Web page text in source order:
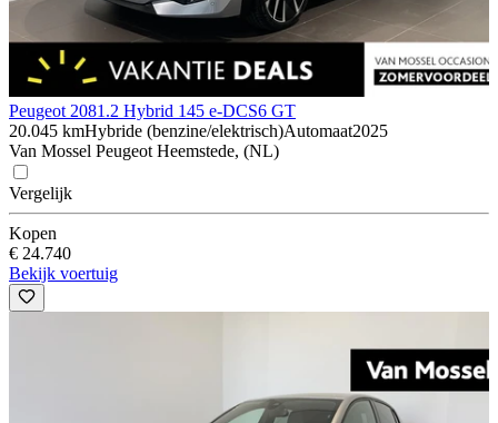
Peugeot 2081.2 Hybrid 145 e-DCS6 GT
20.045 kmHybride (benzine/elektrisch)Automaat2025
Van Mossel Peugeot Heemstede, (NL)
Vergelijk
Kopen
€ 24.740
Bekijk voertuig